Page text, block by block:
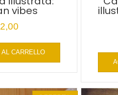
vibes
2,00
CARRELLO